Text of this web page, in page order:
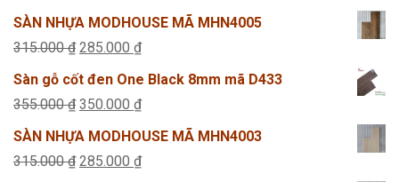
gốc
là:
hiện
tại
285.000 ₫.
SÀN NHỰA MODHOUSE MÃ MHN4005
315.000₫ Giá
gốc
là:
285.000 ₫Giá
hiện
tại
285.000 ₫.
Sàn gỗ cốt đen One Black 8mm mã D433
355.000₫ Giá
gốc
là:
350.000 ₫Giá
hiện
tại
SÀN NHỰA MODHOUSE MÃ MHN4003
315.000₫ Giá
285.000 ₫Giá